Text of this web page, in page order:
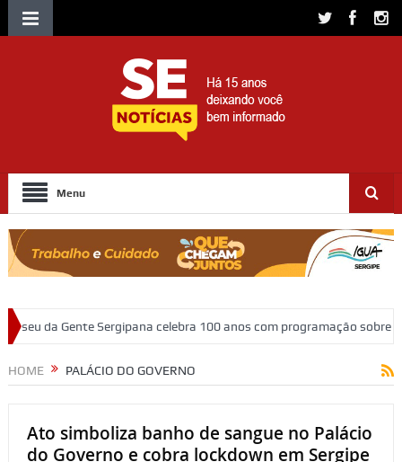
Menu
celebra 100 anos com programação sobre memória, educação e
HOME PALÁCIO DO GOVERNO
Ato simboliza banho de sangue no Palácio
do Governo e cobra lockdown em Sergipe